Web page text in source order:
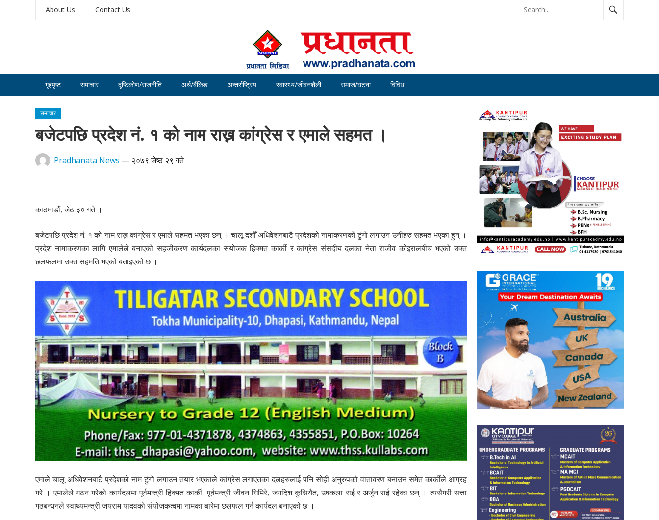
About Us Contact Us
गृहपृष्ट समाचार दृष्टिकोण/राजनीति अर्थ/बैंकिङ अन्तर्राष्ट्रिय स्वास्थ्य/जीवनशैली समाज/घटना विविध
समाचार
बजेटपछि प्रदेश नं. १ को नाम राख्न कांग्रेस र एमाले सहमत ।
Pradhanata News — २०७९ जेष्ठ २९ गते
काठमाडौं, जेठ ३० गते ।
बजेटपछि प्रदेश नं. १ को नाम राख्न कांग्रेस र एमाले सहमत भएका छन् । चालू दशौँ अधिवेशनबाटै प्रदेशको नामाकरणको टुंगो लगाउन उनीहरु सहमत भएका हुन् ।
प्रदेश नामाकरणका लागि एमालेले बनाएको सहजीकरण कार्यदलका संयोजक हिक्मत कार्की र कांग्रेस संसदीय दलका नेता राजीव कोइरालबीच भएको उक्त
छलफलमा उक्त सहमति भएको बताइएको छ ।
एमाले चालू अधिवेशनबाटै प्रदेशको नाम टुंगो लगाउन तयार भएकाले कांग्रेस लगाएतका दलहरुलाई पनि सोही अनुरुपको वातावरण बनाउन समेत कार्कीले आग्रह
गरे । एमालेले गठन गरेको कार्यदलमा पूर्वमन्त्री हिक्मत कार्की, पूर्वमन्त्री जीवन घिमिरे, जगदिश कुसियैत, उषकला राई र अर्जुन राई रहेका छन् । त्यसैगरी सत्ता
गठबन्धनले स्वाथ्यमन्त्री जयराम यादवको संयोजकत्वमा नामका बारेमा छलफल गर्न कार्यदल बनाएको छ ।